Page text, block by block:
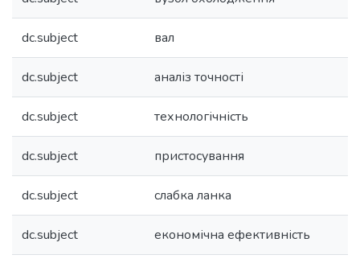
dc.subject вал
dc.subject аналіз точності
dc.subject технологічність
dc.subject пристосування
dc.subject слабка ланка
dc.subject економічна ефективність